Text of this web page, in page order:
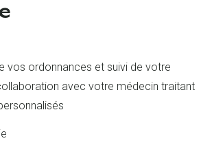
vos ordonnances et suivi de votre
avec votre médecin traitant